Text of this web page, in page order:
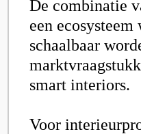
De combinatie
een
schaalbaar
smart interiors.
Voor